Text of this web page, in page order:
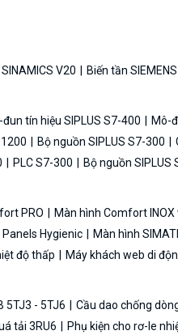
V20 Biến tần
đun tín hiệu SIPLUS S7-400
Mô-
Bộ nguồn SIPLUS S7-300
PLC S7-300 Bộ nguồn SIPLUS
PRO Màn hình Comfort INOX
Hygienic
Màn hình
độ thấp
Máy khách web di
5TJ3 - 5TJ6 Cầu dao chống
tải 3RU6 Phụ kiện cho rơ-le